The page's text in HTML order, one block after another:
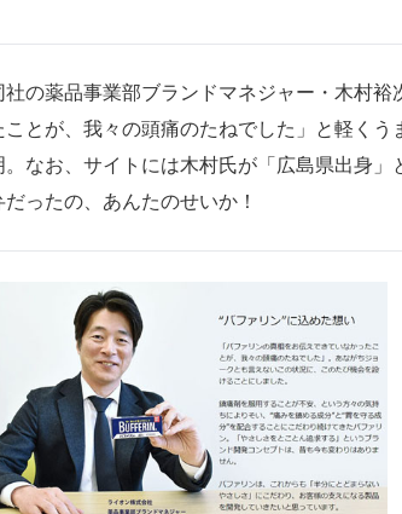
の薬品事業部ブランドマネジャー・木村裕
ことが、我々の頭痛のたねでした」と軽く
。なお、サイトには木村氏が「広島県出身
だったの、あんたのせいか！